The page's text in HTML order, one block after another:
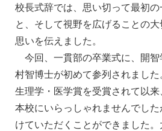
校長式辞では、思い切って最初の
と、そして視野を広げることの
思いを伝えました。
今回、一貫部の卒業式に、開智
村智博士が初めて参列されまし
生理学・医学賞を受賞されて以
本校にいらっしゃれませんでし
けていただくことができました